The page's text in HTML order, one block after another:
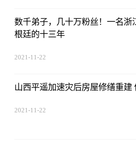
数千弟子，几十万粉丝！一名浙
根廷的十三年
2021-11-22
山西平遥加速灾后房屋修缮重建
2021-11-22